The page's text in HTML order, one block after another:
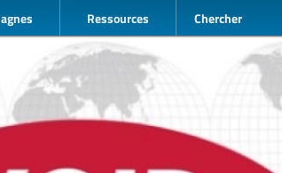
Ressources Chercher